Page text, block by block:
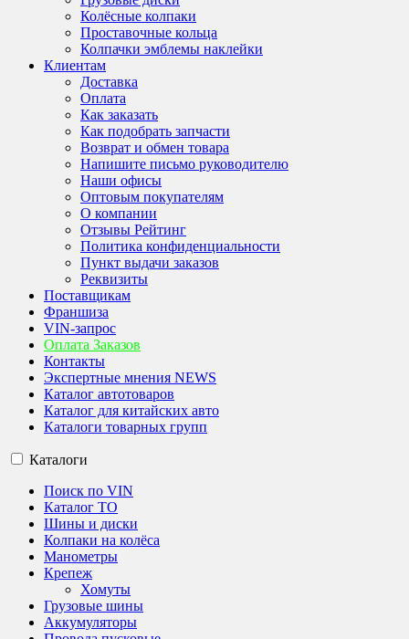
Колёсные колпаки
Проставочные кольца
Колпачки эмблемы наклейки
Клиентам
Доставка
Оплата
Как заказать
Как подобрать запчасти
Возврат и обмен товара
Напишите письмо руководителю
Наши офисы
Оптовым покупателям
О компании
Отзывы Рейтинг
Политика конфиденциальности
Пункт выдачи заказов
Реквизиты
Поставщикам
Франшиза
VIN-запрос
Оплата Заказов
Контакты
Экспертные мнения NEWS
Каталог автотоваров
Каталог для китайских авто
Каталоги товарных групп
Каталоги
Поиск по VIN
Каталог ТО
Шины и диски
Колпаки на колёса
Манометры
Крепеж
Хомуты
Грузовые шины
Аккумуляторы